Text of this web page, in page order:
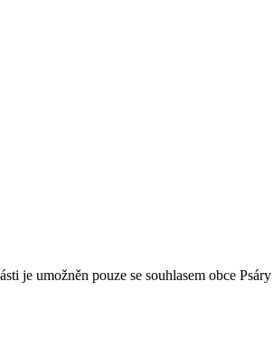
je umožněn pouze se souhlasem obce Psáry